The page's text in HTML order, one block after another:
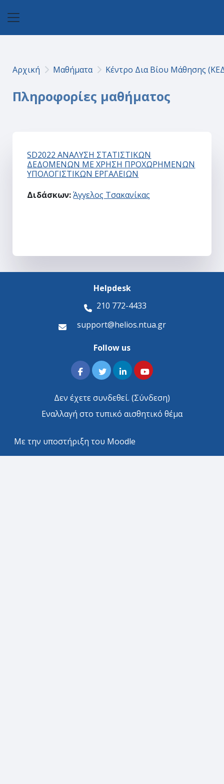
Αρχική Μαθήματα Κέντρο Δια Βίου Μάθησης
Πληροφορίες μαθήματος
SD2022 ΑΝΑΛΥΣΗ ΣΤΑΤΙΣΤΙΚΩΝ
ΔΕΔΟΜΕΝΩΝ ΜΕ ΧΡΗΣΗ ΠΡΟΧΩΡΗΜΕΝΩΝ
ΥΠΟΛΟΓΙΣΤΙΚΩΝ ΕΡΓΑΛΕΙΩΝ
Διδάσκων:Άγγελος Τσακανίκας
Helpdesk
210 772-4433
support@helios.ntua.gr
Follow us
Δεν έχετε συνδεθεί. (Σύνδεση)
Εναλλαγή στο τυπικό αισθητικό θέμα
Με την υποστήριξη του Moodle